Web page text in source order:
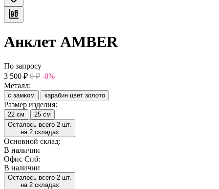
Анклет AMBER
По запросу
3 500 ₽ 0 ₽ -0%
Металл:
с замком карабин цвет золото
Размер изделия:
22 см
25 см
Осталось всего 2 шт.
на 2 складах
Основной склад:
В наличии
Офис Спб:
В наличии
Осталось всего 2 шт.
на 2 складах